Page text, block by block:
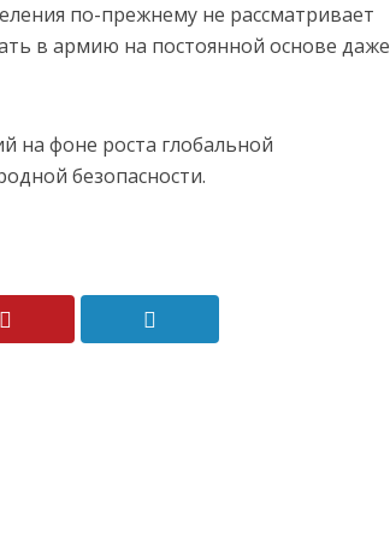
по-прежнему не рассматривает
в армию на постоянной основе даже
на фоне роста глобальной
безопасности.